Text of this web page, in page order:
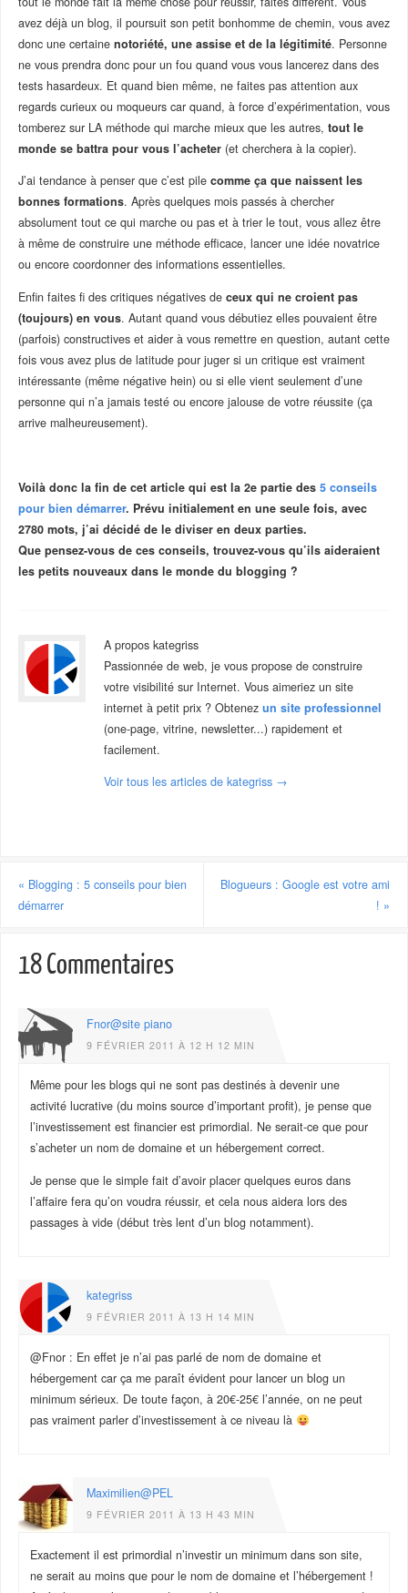
avez déjà un blog, il poursuit son petit bonhomme de chemin, vous avez
donc une certaine notoriété, une assise et de la légitimité. Personne
ne vous prendra donc pour un fou quand vous vous lancerez dans des
tests hasardeux. Et quand bien même, ne faites pas attention aux
regards curieux ou moqueurs car quand, à force d’expérimentation, vous
tomberez sur LA méthode qui marche mieux que les autres, tout le
monde se battra pour vous l’acheter(et cherchera à la copier).
J’ai tendance à penser que c’est pile comme ça que naissent les
bonnes formations. Après quelques mois passés à chercher
absolument tout ce qui marche ou pas et à trier le tout, vous allez être
à même de construire une méthode efficace, lancer une idée novatrice
ou encore coordonner des informations essentielles.
Enfin faites fi des critiques négatives de ceux qui ne croient pas
(toujours) en vous. Autant quand vous débutiez elles pouvaient être
(parfois) constructives et aider à vous remettre en question, autant cette
fois vous avez plus de latitude pour juger si un critique est vraiment
intéressante (même négative hein) ou si elle vient seulement d’une
personne qui n’a jamais testé ou encore jalouse de votre réussite (ça
arrive malheureusement).
Voilà donc la fin de cet article qui est la 2e partie des 5 conseils
pour bien démarrer. Prévu initialement en une seule fois, avec
2780 mots, j’ai décidé de le diviser en deux parties.
Que pensez-vous de ces conseils, trouvez-vous qu’ils aideraient
les petits nouveaux dans le monde du blogging ?
A propos kategriss
Passionnée de web, je vous propose de construire
votre visibilité sur Internet. Vous aimeriez un site
internet à petit prix ? Obtenez un site professionnel
(one-page, vitrine, newsletter...) rapidement et
facilement.
Voir tous les articles de kategriss →
« Blogging : 5 conseils pour bien
démarrer
Blogueurs : Google est votre ami
! »
18 Commentaires
Fnor@site piano
9 FÉVRIER 2011 À 12 H 12 MIN
Même pour les blogs qui ne sont pas destinés à devenir une
activité lucrative (du moins source d’important profit), je pense que
l’investissement est financier est primordial. Ne serait-ce que pour
s’acheter un nom de domaine et un hébergement correct.
Je pense que le simple fait d’avoir placer quelques euros dans
l’affaire fera qu’on voudra réussir, et cela nous aidera lors des
passages à vide (début très lent d’un blog notamment).
kategriss
9 FÉVRIER 2011 À 13 H 14 MIN
@Fnor : En effet je n’ai pas parlé de nom de domaine et
hébergement car ça me paraît évident pour lancer un blog un
minimum sérieux. De toute façon, à 20€-25€ l’année, on ne peut
pas vraiment parler d’investissement à ce niveau là
Maximilien@PEL
9 FÉVRIER 2011 À 13 H 43 MIN
Exactement il est primordial n’investir un minimum dans son site,
ne serait au moins que pour le nom de domaine et l’hébergement !